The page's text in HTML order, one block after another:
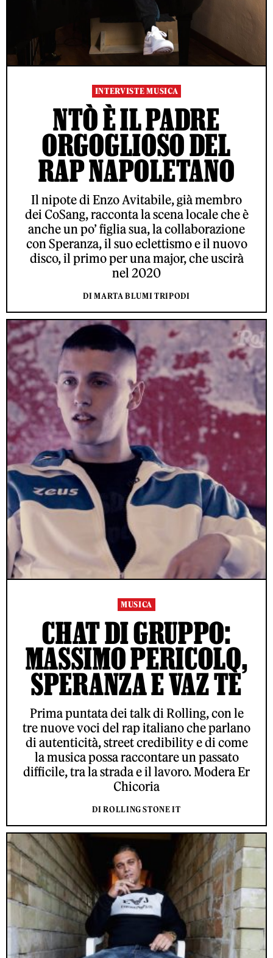
INTERVISTE MUSICA
NTÒ È IL PADRE
ORGOGLIOSO DEL
RAP NAPOLETANO
Il nipote di Enzo Avitabile, già membro
dei CoSang, racconta la scena locale che è
anche un po’ figlia sua, la collaborazione
con Speranza, il suo eclettismo e il nuovo
disco, il primo per una major, che uscirà
nel 2020
DI MARTA BLUMI TRIPODI
MUSICA
CHAT DI GRUPPO:
MASSIMO PERICOLO,
SPERANZA E VAZ TÈ
Prima puntata dei talk di Rolling, con le
tre nuove voci del rap italiano che parlano
di autenticità, street credibility e di come
la musica possa raccontare un passato
difficile, tra la strada e il lavoro. Modera Er
Chicoria
DI ROLLING STONE IT